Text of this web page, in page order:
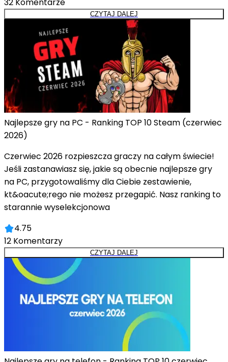
32 Komentarze
CZYTAJ DALEJ
Najlepsze gry na PC - Ranking TOP 10 Steam (czerwiec
2026)
Czerwiec 2026 rozpieszcza graczy na całym świecie!
Jeśli zastanawiasz się, jakie są obecnie najlepsze gry
na PC, przygotowaliśmy dla Ciebie zestawienie,
kt&oacute;rego nie możesz przegapić. Nasz ranking to
starannie wyselekcjonowa
4.75
12 Komentarzy
CZYTAJ DALEJ